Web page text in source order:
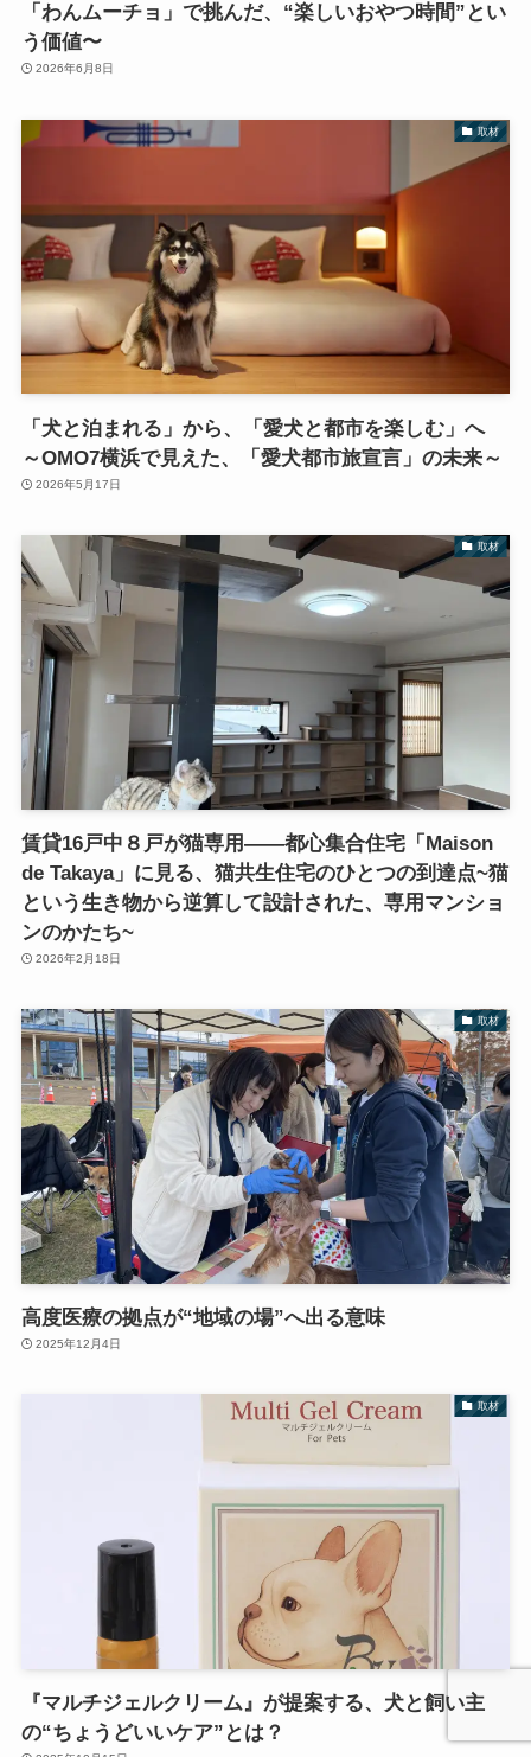
「わんムーチョ」で挑んだ、“楽しいおやつ時間”とい
う価値〜
2026年6月8日
取材
「犬と泊まれる」から、「愛犬と都市を楽しむ」へ
～OMO7横浜で見えた、「愛犬都市旅宣言」の未来～
2026年5月17日
取材
賃貸16戸中８戸が猫専用――都心集合住宅「Maison
de Takaya」に見る、猫共生住宅のひとつの到達点~猫
という生き物から逆算して設計された、専用マンショ
ンのかたち~
2026年2月18日
取材
高度医療の拠点が“地域の場”へ出る意味
2025年12月4日
取材
『マルチジェルクリーム』が提案する、犬と飼い主
の“ちょうどいいケア”とは？